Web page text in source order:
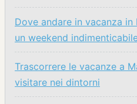
Dove andare in vacanza
un weekend
Trascorrere le vacanze a
visitare nei dintorni